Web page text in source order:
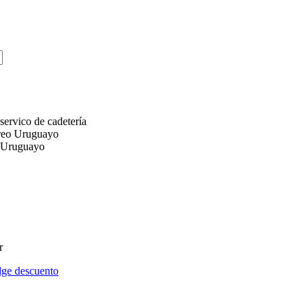
de cadetería
Uruguayo